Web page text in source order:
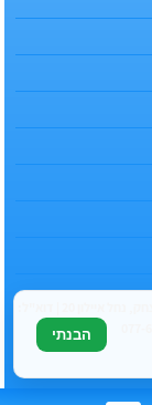
הבנתי